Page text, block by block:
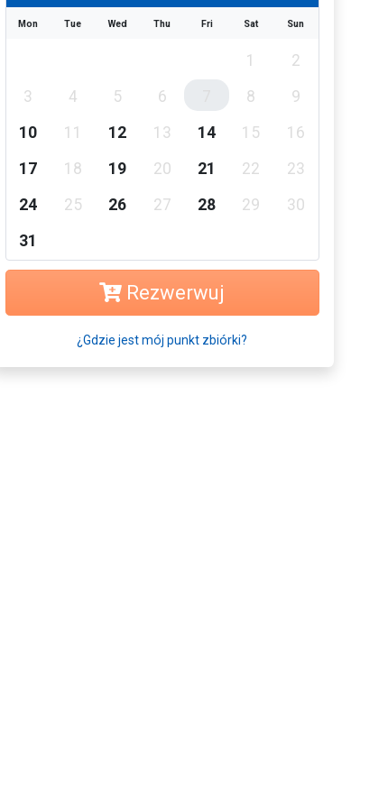
Mon Tue Wed Thu Fri Sat Sun
1
2
3
4 5 6 8
9
10
11 12 13 14 15
16
17
18 19 20 21 22
23
24
25 26 27 28 29
30
31
Rezwerwuj
¿Gdzie jest mój punkt zbiórki?